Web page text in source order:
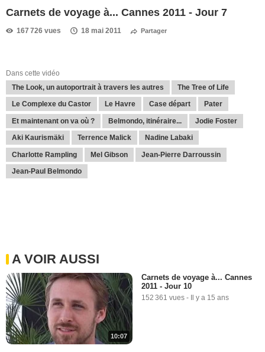
Carnets de voyage à... Cannes 2011 - Jour 7
167 726 vues 18 mai 2011 Partager
Dans cette vidéo
The Look, un autoportrait à travers les autres
The Tree of Life
Le Complexe du Castor Le Havre Case départ Pater
Et maintenant on va où ? Belmondo, itinéraire... Jodie Foster
Aki Kaurismäki Terrence Malick Nadine Labaki
Charlotte Rampling Mel Gibson Jean-Pierre Darroussin
Jean-Paul Belmondo
A VOIR AUSSI
10:07
Carnets de voyage à... Cannes
2011 - Jour 10
152 361 vues - Il y a 15 ans